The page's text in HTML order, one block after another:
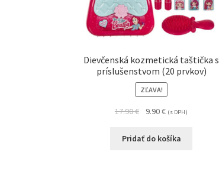
Dievčenská kozmetická taštička s
príslušenstvom (20 prvkov)
ZĽAVA!
17.90€ 9.90€ (s DPH)
Pridať do košíka